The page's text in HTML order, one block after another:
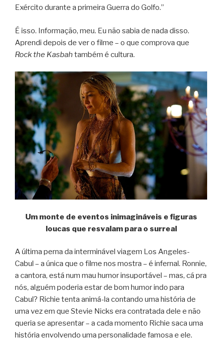
Exército durante a primeira Guerra do Golfo.”
É isso. Informação, meu. Eu não sabia de nada disso.
Aprendi depois de ver o filme – o que comprova que
Rock the Kasbah também é cultura.
Um monte de eventos inimagináveis e figuras
loucas que resvalam para o surreal
A última perna da interminável viagem Los Angeles-
Cabul – a única que o filme nos mostra – é infernal. Ronnie,
a cantora, está num mau humor insuportável – mas, cá pra
nós, alguém poderia estar de bom humor indo para
Cabul? Richie tenta animá-la contando uma história de
uma vez em que Stevie Nicks era contratada dele e não
queria se apresentar – a cada momento Richie saca uma
história envolvendo uma personalidade famosa e ele.